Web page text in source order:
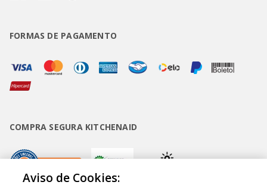
FORMAS DE PAGAMENTO
COMPRA SEGURA KITCHENAID
Aviso de Cookies: